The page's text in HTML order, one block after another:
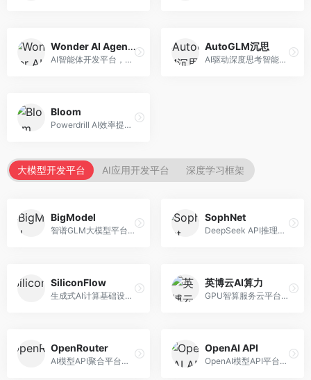
Wonder AI Agents
AI智能体开发平台，专注于低代码智能体创建。面向开发者，提供可视化开发、模板库、部署服务等功能，开发门槛低。
AutoGLM沉思
AI驱动深度思考智能体，专注于复杂推理任务。面向高级用户，提供深度分析、逻辑推理、决策支持等服务，推理能力强。
Bloom
Powerdrill AI效率提升平台，专注于企业智能化。面向企业用户，提供智能体创建、流程自动化、数据分析等服务，企业效率提升显著。
大模型开发平台 AI应用开发平台 深度学习框架
BigModel
智谱GLM大模型平台，提供API调用与模型服务。面向开发者和企业用户，提供GLM系列模型API、微调服务、应用开发工具等，开源生态完善。
SophNet
DeepSeek API推理平台，专注于DeepSeek模型服务。面向开发者，提供DeepSeek模型API、高性能推理、低成本服务，推理效率高。
SiliconFlow
生成式AI计算基础设施平台，专注于模型推理服务。面向开发者和企业，提供多模型API、高性能推理、成本优化等服务，推理性价比高。
英博云AI算力
GPU智算服务云平台，专注于AI算力租赁。面向AI研究者和企业，提供GPU租赁、模型训练、推理服务等，算力资源丰富。
OpenRouter
AI模型API聚合平台，整合多种主流大模型。面向开发者，提供统一API接口、模型对比、成本优化等服务，模型选择灵活。
OpenAI API
OpenAI模型API平台，提供GPT系列模型服务。面向开发者，提供模型API、微调服务、Assistants API等，是AI开发领域的基础设施。